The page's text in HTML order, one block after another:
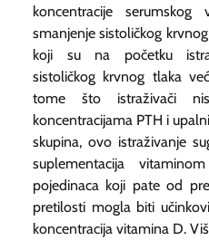
koncentracije
smanjenje sistoličkog
koji su na početku
sistoličkog krvnog tlaka
tome što istraživači
koncentracijama PTH i
skupina, ovo istraživanje
suplementacija
pojedinaca koji pate od
pretilosti mogla biti
koncentracija vitamina D.